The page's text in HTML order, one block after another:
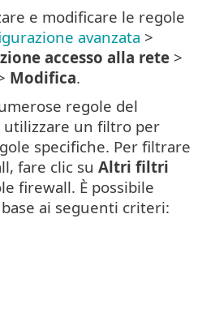
e modificare le regole
avanzata >
accesso alla rete >
Modifica.
regole del
utilizzare un filtro per
specifiche. Per filtrare
fare clic su Altri filtri
firewall. È possibile
ai seguenti criteri: